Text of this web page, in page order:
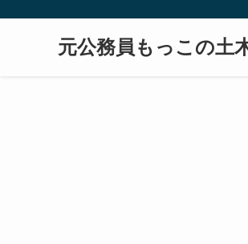
元公務員もっこの土